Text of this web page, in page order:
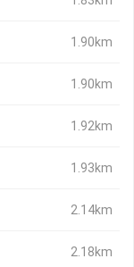
1.90km
1.90km
1.92km
1.93km
2.14km
2.18km